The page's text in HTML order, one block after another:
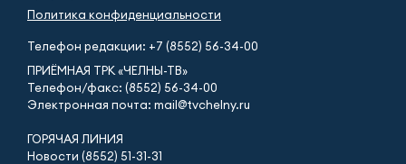
Политика конфиденциальности
Телефон редакции: +7 (8552) 56-34-00
ПРИЁМНАЯ ТРК «ЧЕЛНЫ-ТВ»
Телефон/факс: (8552) 56-34-00
Электронная почта: mail@tvchelny.ru
ГОРЯЧАЯ ЛИНИЯ
Новости (8552) 51-31-31